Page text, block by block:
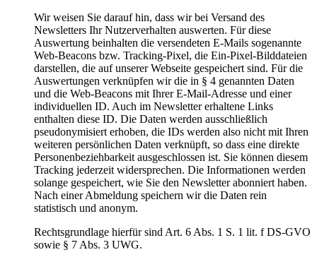
Wir weisen Sie darauf hin, dass wir bei Versand des
Newsletters Ihr Nutzerverhalten auswerten. Für diese
Auswertung beinhalten die versendeten E-Mails sogenannte
Web-Beacons bzw. Tracking-Pixel, die Ein-Pixel-Bilddateien
darstellen, die auf unserer Webseite gespeichert sind. Für die
Auswertungen verknüpfen wir die in § 4 genannten Daten
und die Web-Beacons mit Ihrer E-Mail-Adresse und einer
individuellen ID. Auch im Newsletter erhaltene Links
enthalten diese ID. Die Daten werden ausschließlich
pseudonymisiert erhoben, die IDs werden also nicht mit Ihren
weiteren persönlichen Daten verknüpft, so dass eine direkte
Personenbeziehbarkeit ausgeschlossen ist. Sie können diesem
Tracking jederzeit widersprechen. Die Informationen werden
solange gespeichert, wie Sie den Newsletter abonniert haben.
Nach einer Abmeldung speichern wir die Daten rein
statistisch und anonym.
Rechtsgrundlage hierfür sind Art. 6 Abs. 1 S. 1 lit. f DS-GVO
sowie § 7 Abs. 3 UWG.